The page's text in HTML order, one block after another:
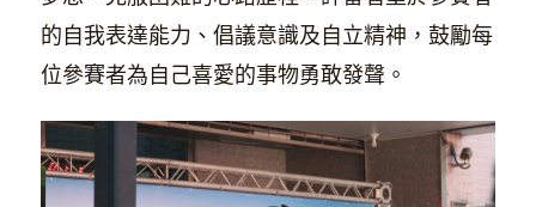
的自我表達能力、倡議意識及自立精神，鼓勵每
位參賽者為自己喜愛的事物勇敢發聲。